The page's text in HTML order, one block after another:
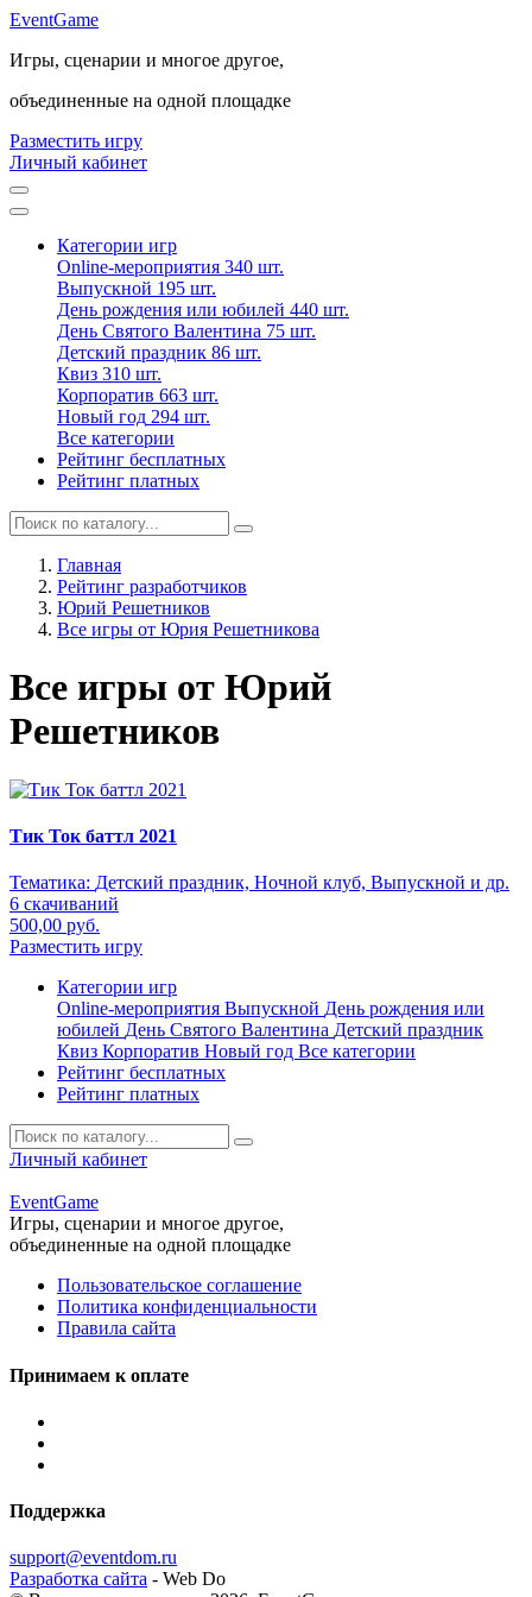
EventGame
Игры, сценарии и многое другое,
объединенные на одной площадке
Разместить игру
Личный кабинет
Категории игр
Online-мероприятия 340 шт.
Выпускной 195 шт.
День рождения или юбилей 440 шт.
День Святого Валентина 75 шт.
Детский праздник 86 шт.
Квиз 310 шт.
Корпоратив 663 шт.
Новый год 294 шт.
Все категории
Рейтинг бесплатных
Рейтинг платных
Главная
Рейтинг разработчиков
Юрий Решетников
Все игры от Юрия Решетникова
Все игры от Юрий
Решетников
Тик Ток баттл 2021
Тематика: Детский праздник, Ночной клуб, Выпускной и др.
6 скачиваний
500,00 руб.
Разместить игру
Категории игр
Online-мероприятия Выпускной День рождения или
юбилей День Святого Валентина Детский праздник
Квиз Корпоратив Новый год Все категории
Рейтинг бесплатных
Рейтинг платных
Личный кабинет
EventGame
Игры, сценарии и многое другое,
объединенные на одной площадке
Пользовательское соглашение
Политика конфиденциальности
Правила сайта
Принимаем к оплате
Поддержка
support@eventdom.ru
Разработка сайта - Web Do